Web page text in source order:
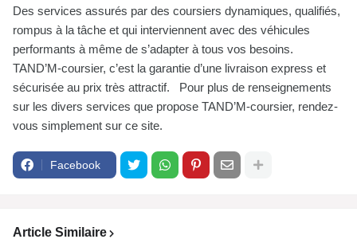
Des services assurés par des coursiers dynamiques, qualifiés,
rompus à la tâche et qui interviennent avec des véhicules
performants à même de s’adapter à tous vos besoins.
TAND’M-coursier, c’est la garantie d’une livraison express et
sécurisée au prix très attractif. Pour plus de renseignements
sur les divers services que propose TAND’M-coursier, rendez-
vous simplement sur ce site.
Facebook
Article Similaire